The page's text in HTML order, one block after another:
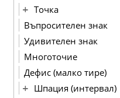
Точка
Въпросителен знак
Удивителен знак
Многоточие
Дефис (малко тире)
Шпация (интервал)